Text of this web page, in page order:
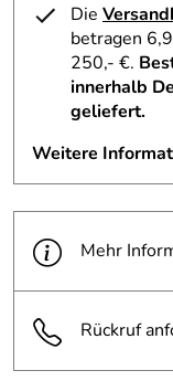
Die
betragen
250,- €.
innerhalb
geliefert.
Weitere
Mehr
Rückruf